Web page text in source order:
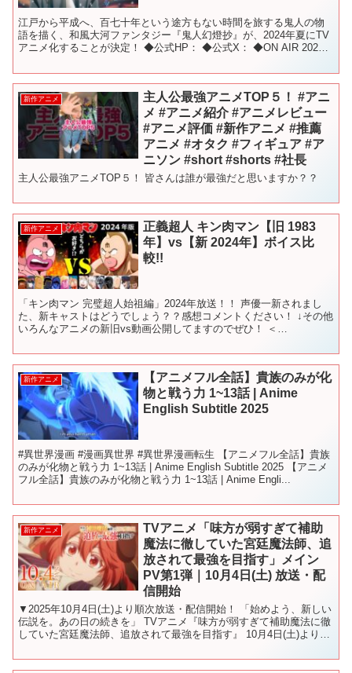
江戸から平成へ、百七十年という途方もない時間を旅する鬼人の物
語を描く、和風大河ファンタジー『鬼人幻燈抄』が、2024年夏にTV
アニメ化することが決定！ ◆公式HP： ◆公式X： ◆ON AIR 2024
新作アニメ
主人公最強アニメTOP５！ #アニ
メ #アニメ紹介 #アニメレビュー
#アニメ評価 #新作アニメ #推薦
アニメ #オタク #フィギュア #ア
ニソン #short #shorts #社長
主人公最強アニメTOP５！ 皆さんは誰が最強だと思いますか？？
新作アニメ
正義超人 キン肉マン【旧 1983
年】vs【新 2024年】ボイス比
較!!
「キン肉マン 完璧超人始祖編」2024年放送！！ 声優一新されまし
た、新キャストはどうでしょう？？感想コメントください！ ↓その他
いろんなアニメの新旧vs動画公開してますのでぜひ！ ＜
新作アニメ
【アニメフル全話】貴族のみが化
物と戦う力 1~13話 | Anime
English Subtitle 2025
#異世界漫画 #漫画異世界 #異世界漫画転生 【アニメフル全話】貴族
のみが化物と戦う力 1~13話 | Anime English Subtitle 2025 【アニメ
フル全話】貴族のみが化物と戦う力 1~13話 | Anime Engli...
新作アニメ
TVアニメ「味方が弱すぎて補助
魔法に徹していた宮廷魔法師、追
放されて最強を目指す」メイン
PV第1弾｜10月4日(土) 放送・配
信開始
▼2025年10月4日(土)より順次放送・配信開始！ 「始めよう、新しい
伝説を。あの日の続きを」 TVアニメ『味方が弱すぎて補助魔法に徹
していた宮廷魔法師、追放されて最強を目指す』 10月4日(土)よりテ